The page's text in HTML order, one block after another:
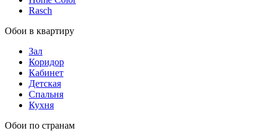
Rasch
Обои в квартиру
Зал
Коридор
Кабинет
Детская
Спальня
Кухня
Обои по странам